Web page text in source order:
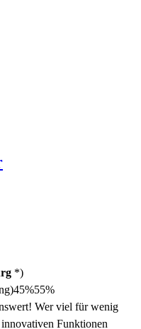
*)
45%55%
Wer viel für wenig
Funktionen